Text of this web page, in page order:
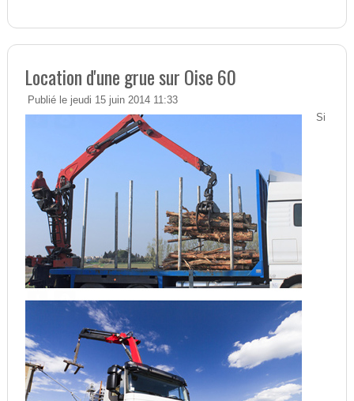
Location d'une grue sur Oise 60
Publié le jeudi 15 juin 2014 11:33
Si